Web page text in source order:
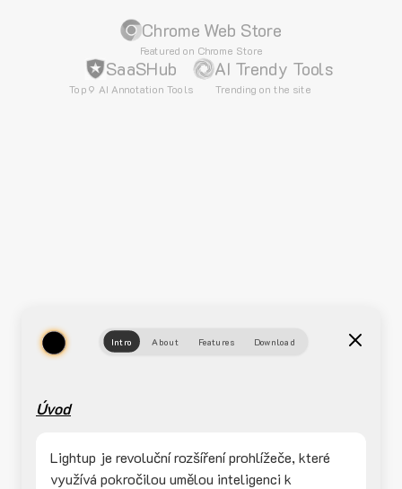
Chrome Web Store
Featured on Chrome Store
SaaSHub
Top 9 AI Annotation Tools
AI Trendy Tools
Trending on the site
Intro About Features Download
Úvod
Lightup je revoluční rozšíření prohlížeče, které
využívá pokročilou umělou inteligenci k